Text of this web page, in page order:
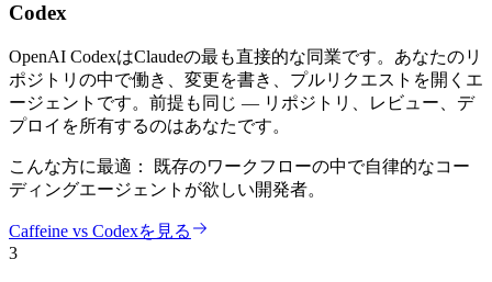
Codex
OpenAI CodexはClaudeの最も直接的な同業です。あなたのリ
ポジトリの中で働き、変更を書き、プルリクエストを開くエ
ージェントです。前提も同じ — リポジトリ、レビュー、デ
プロイを所有するのはあなたです。
こんな方に最適：
既存のワークフローの中で自律的なコー
ディングエージェントが欲しい開発者。
Caffeine vs Codexを見る
3